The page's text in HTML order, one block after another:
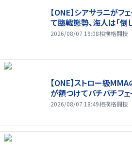
【ONE】シアサラニがフ
て臨戦態勢、海人は「倒
2026/08/07 19:08相撲格闘技
【ONE】ストロー級
が額つけてバチバチフェ
2026/08/07 18:49相撲格闘技